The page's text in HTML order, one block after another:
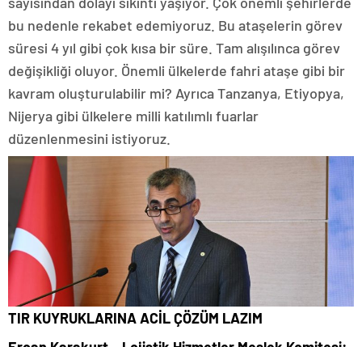
bu nedenle rekabet edemiyoruz. Bu ataşelerin görev
süresi 4 yıl gibi çok kısa bir süre. Tam alışılınca görev
değişikliği oluyor. Önemli ülkelerde fahri ataşe gibi bir
kavram oluşturulabilir mi? Ayrıca Tanzanya, Etiyopya,
Nijerya gibi ülkelere milli katılımlı fuarlar
düzenlenmesini istiyoruz.
TIR KUYRUKLARINA ACİL ÇÖZÜM LAZIM